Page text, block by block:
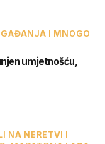
I MNOGO
umjetnošću,
NA NERETVI I